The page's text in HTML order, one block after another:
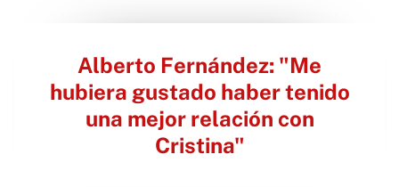
Alberto Fernández: "Me
hubiera gustado haber tenido
una mejor relación con
Cristina"